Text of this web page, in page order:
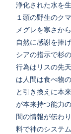
浄化された水を
１頭の野生のク
メグレを寒さか
自然に感謝を捧
シアの指示で杉
行為はリスの先
は人間は食べ物
と引き換えに本
が本来持つ能力
間の情報が伝わ
料で神のシステ